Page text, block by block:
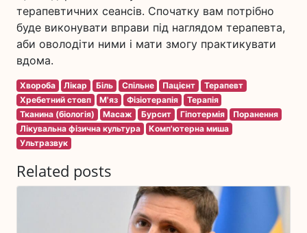
терапевтичних сеансів. Спочатку вам потрібно
буде виконувати вправи під наглядом терапевта,
аби оволодіти ними і мати змогу практикувати
вдома.
Хвороба Лікар Біль Спільне Пацієнт
Терапевт
Хребетний стовп
М'яз Фізіотерапія
Терапія
Тканина (біологія)
Масаж Бурсит Гіпотермія
Поранення
Лікувальна фізична культура
Комп'ютерна миша
Ультразвук
Related posts